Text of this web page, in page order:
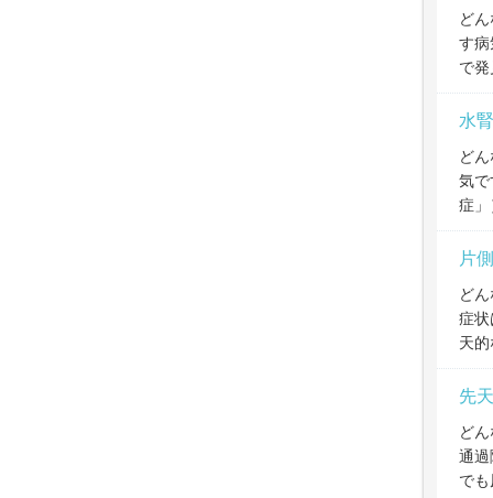
ど
す病
で
水
ど
気で
症
片
ど
症状
天
先
ど
通過
で